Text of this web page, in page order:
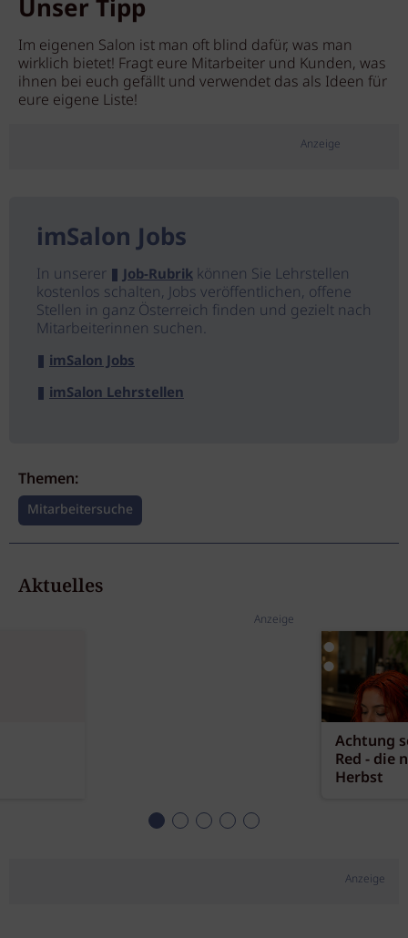
Unser Tipp
Im eigenen Salon ist man oft blind dafür, was man
wirklich bietet! Fragt eure Mitarbeiter und Kunden, was
ihnen bei euch gefällt und verwendet das als Ideen für
eure eigene Liste!
Anzeige
imSalon Jobs
In unserer Job-Rubrik können Sie Lehrstellen
kostenlos schalten, Jobs veröffentlichen, offene
Stellen in ganz Österreich finden und gezielt nach
Mitarbeiterinnen suchen.
imSalon Jobs
imSalon Lehrstellen
Themen:
Mitarbeitersuche
Aktuelles
Anzeige
Achtung
Red - die
Herbst
Anzeige